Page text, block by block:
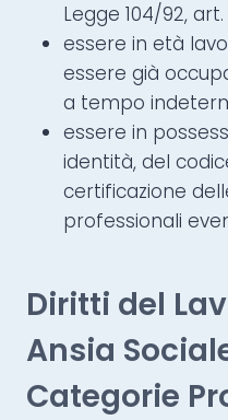
Legge 104/92,
essere in età
essere già
a tempo
essere in
identità, del
certificazione
professionali
Diritti del
Ansia
Categorie